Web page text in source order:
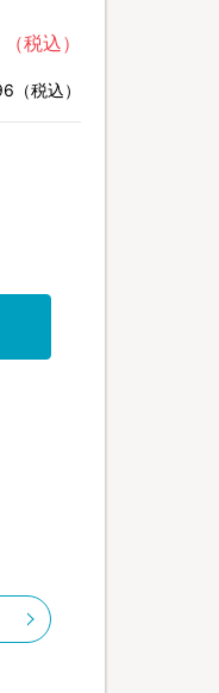
（税込）
（税込）